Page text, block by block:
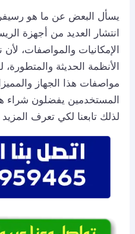
انتشار العديد من أجهزة
الأنظمة الحديثة
مواصفات هذا الجهاز
المستخدمين يفضلون شراء
لذلك تابعنا لكي تعرف